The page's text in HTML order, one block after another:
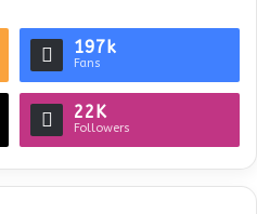
197k
Fans
22K
Followers